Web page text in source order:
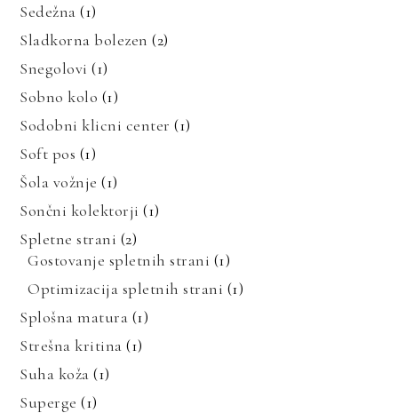
Sedežna (1)
Sladkorna bolezen (2)
Snegolovi (1)
Sobno kolo (1)
Sodobni klicni center (1)
Soft pos (1)
Šola vožnje (1)
Sončni kolektorji (1)
Spletne strani (2)
Gostovanje spletnih strani (1)
Optimizacija spletnih strani (1)
Splošna matura (1)
Strešna kritina (1)
Suha koža (1)
Superge (1)